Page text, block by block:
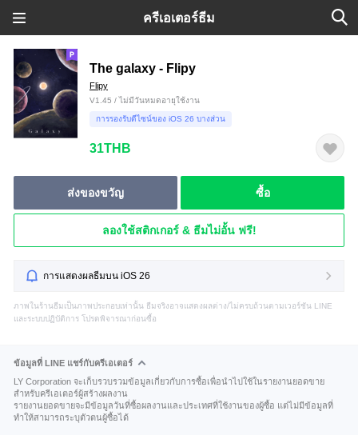
ครีเอเตอร์ธีม
The galaxy - Flipy
Flipy
V1.45 / ไม่มีวันหมดอายุใช้งาน
การรองรับดีไซน์ของ iOS 26 บางส่วน
31THB
ส่งของขวัญ ซื้อ
ลองใช้สติกเกอร์ & ธีมไม่อั้น ฟรี!
การแสดงผลธีมบน iOS 26
ภาพในร้านธีมเป็นภาพประกอบเท่านั้น ธีมจริงอาจแสดงผลต่าง/ไม่ครบถ้วนตามเวอร์ชัน LINE
และระบบปฏิบัติการ โปรดพิจารณาก่อนซื้อ
ข้อมูลที่ LINE แชร์กับครีเอเตอร์
LY Corporation จะเก็บรวบรวมข้อมูลเกี่ยวกับการซื้อเพื่อนำไปใช้ในรายงานยอดขาย
สำหรับครีเอเตอร์ผู้สร้างผลงาน
รายงานยอดขายจะมีข้อมูลวันที่ซื้อผลงานและประเทศที่ใช้งานของผู้ซื้อ แต่ไม่มีข้อมูลที่
ทำให้สามารถระบุตัวตนผู้ซื้อได้